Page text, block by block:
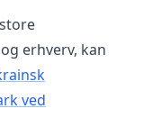
erhverv, kan
ved